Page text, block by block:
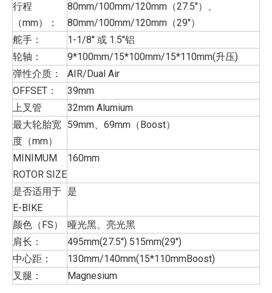
行程
（mm）：
80mm/100mm/120mm（27.5''）、
80mm/100mm/120mm（29''）
舵手：
1-1/8'' 或 1.5''铝
轮轴：
9*100mm/15*100mm/15*110mm(升压)
弹性介质：
AIR/Dual Air
OFFSET：
39mm
上叉管
32mm Alumium
最大轮胎宽
度（mm）
59mm、69mm（Boost）
MINIMUM
ROTOR SIZE
160mm
是否适用于
E-BIKE
是
颜色（FS）
哑光黑、亮光黑
肩长：
495mm(27.5'') 515mm(29'')
中心距：
130mm/140mm(15*110mmBoost)
叉腿：
Magnesium